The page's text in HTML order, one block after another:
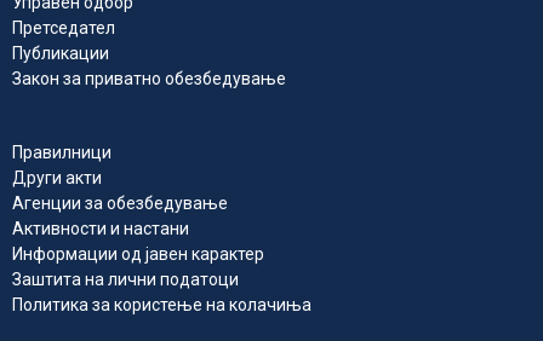
Претседател
Публикации
Закон за приватно обезбедување
Правилници
Други акти
Агенции за обезбедување
Активности и настани
Информации од јавен карактер
Заштита на лични податоци
Политика за користење на колачиња